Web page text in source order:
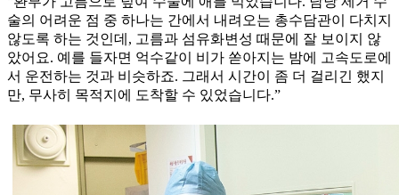
술의 어려운 점 중 하나는 간에서 내려오는 총수담관이 다치지
않도록 하는 것인데, 고름과 섬유화변성 때문에 잘 보이지 않
았어요. 예를 들자면 억수같이 비가 쏟아지는 밤에 고속도로에
서 운전하는 것과 비슷하죠. 그래서 시간이 좀 더 걸리긴 했지
만, 무사히 목적지에 도착할 수 있었습니다.”